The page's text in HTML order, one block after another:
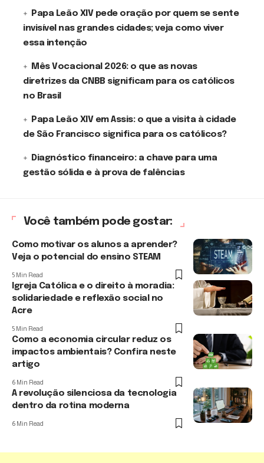
Papa Leão XIV pede oração por quem se sente
invisível nas grandes cidades; veja como viver
essa intenção
Mês Vocacional 2026: o que as novas
diretrizes da CNBB significam para os católicos
no Brasil
Papa Leão XIV em Assis: o que a visita à cidade
de São Francisco significa para os católicos?
Diagnóstico financeiro: a chave para uma
gestão sólida e à prova de falências
Você também pode gostar:
Como motivar os alunos a aprender?
Veja o potencial do ensino STEAM
5 Min Read
Igreja Católica e o direito à moradia:
solidariedade e reflexão social no
Acre
5 Min Read
Como a economia circular reduz os
impactos ambientais? Confira neste
artigo
6 Min Read
A revolução silenciosa da tecnologia
dentro da rotina moderna
6 Min Read